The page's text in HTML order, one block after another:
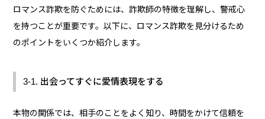
ロマンス詐欺を防ぐためには、詐欺師の特徴を理解し、警戒心
を持つことが重要です。以下に、ロマンス詐欺を見分けるため
のポイントをいくつか紹介します。
3-1. 出会ってすぐに愛情表現をする
本物の関係では、相手のことをよく知り、時間をかけて信頼を